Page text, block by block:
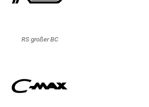
RS großer BC